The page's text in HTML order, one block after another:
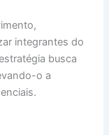
integrantes do
busca
o a